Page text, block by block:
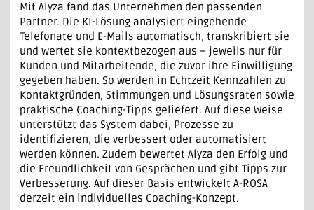
Mit Alyza fand das Unternehmen den passenden
Partner. Die KI-Lösung analysiert eingehende
Telefonate und E-Mails automatisch, transkribiert sie
und wertet sie kontextbezogen aus – jeweils nur für
Kunden und Mitarbeitende, die zuvor ihre Einwilligung
gegeben haben. So werden in Echtzeit Kennzahlen zu
Kontaktgründen, Stimmungen und Lösungsraten sowie
praktische Coaching-Tipps geliefert. Auf diese Weise
unterstützt das System dabei, Prozesse zu
identifizieren, die verbessert oder automatisiert
werden können. Zudem bewertet Alyza den Erfolg und
die Freundlichkeit von Gesprächen und gibt Tipps zur
Verbesserung. Auf dieser Basis entwickelt A-ROSA
derzeit ein individuelles Coaching-Konzept.